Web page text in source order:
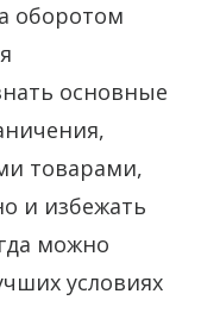
оборотом
основные
товарами,
и избежать
можно
условиях